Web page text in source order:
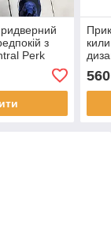
з
Perk
560